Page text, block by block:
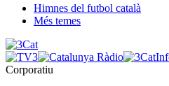
Himnes del futbol català
Més temes
Corporatiu